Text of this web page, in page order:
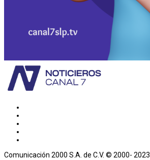
Comunicación 2000 S.A. de C.V. © 2000- 2023